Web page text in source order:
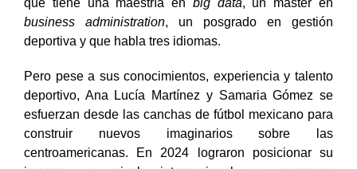
proceso que conozcan que estudió ingeniería química,
que tiene una maestría en big data, un máster en
business administration, un posgrado en gestión
deportiva y que habla tres idiomas.
Pero pese a sus conocimientos, experiencia y talento
deportivo, Ana Lucía Martínez y Samaria Gómez se
esfuerzan desde las canchas de fútbol mexicano para
construir nuevos imaginarios sobre las